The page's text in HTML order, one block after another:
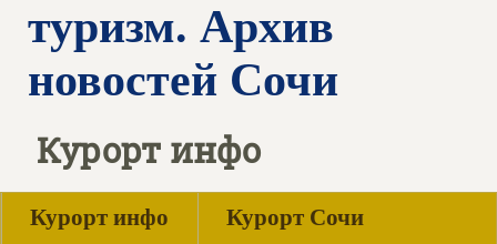
туризм. Архив
новостей Сочи
Курорт инфо
Курорт инфо Курорт Сочи